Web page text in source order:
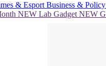
& Esport Business & Policy
NEW Lab Gadget NEW